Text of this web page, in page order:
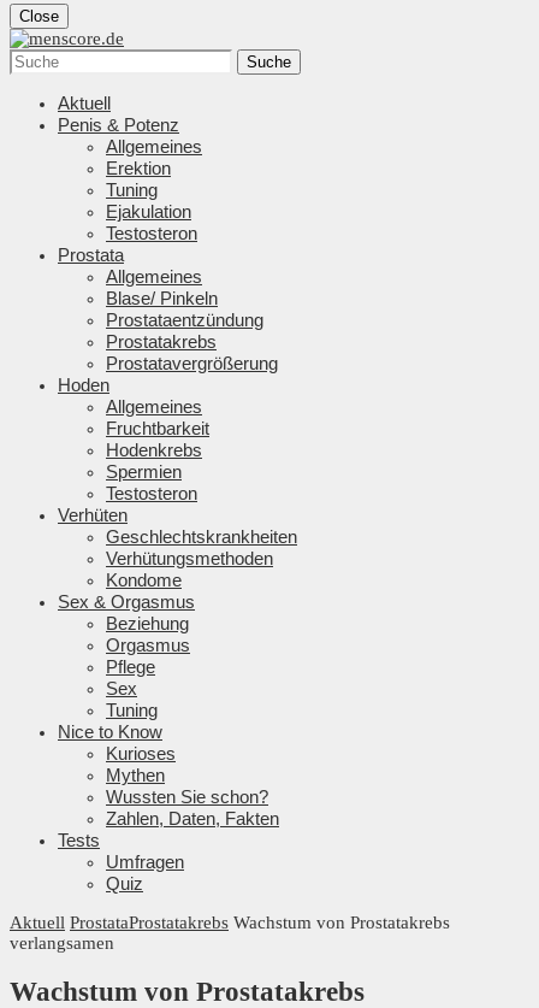
Close
Suche
Aktuell
Penis & Potenz
Allgemeines
Erektion
Tuning
Ejakulation
Testosteron
Prostata
Allgemeines
Blase/ Pinkeln
Prostataentzündung
Prostatakrebs
Prostatavergrößerung
Hoden
Allgemeines
Fruchtbarkeit
Hodenkrebs
Spermien
Testosteron
Verhüten
Geschlechtskrankheiten
Verhütungsmethoden
Kondome
Sex & Orgasmus
Beziehung
Orgasmus
Pflege
Sex
Tuning
Nice to Know
Kurioses
Mythen
Wussten Sie schon?
Zahlen, Daten, Fakten
Tests
Umfragen
Quiz
Aktuell ProstataProstatakrebs Wachstum von Prostatakrebs
verlangsamen
Wachstum von Prostatakrebs